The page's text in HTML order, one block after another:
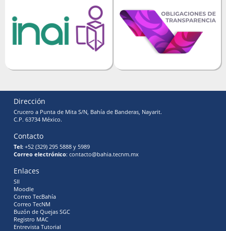
Dirección
Crucero a Punta de Mita S/N, Bahía de Banderas, Nayarit.
C.P. 63734 México.
Contacto
Tel: +52 (329) 295 5888 y 5989
Correo electrónico: contacto@bahia.tecnm.mx
Enlaces
SII
Moodle
Correo TecBahía
Correo TecNM
Buzón de Quejas SGC
Registro MAC
Entrevista Tutorial